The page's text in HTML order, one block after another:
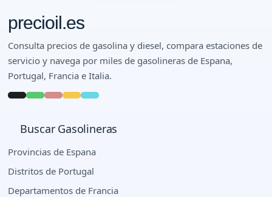
precioil.es
Consulta precios de gasolina y diesel, compara estaciones de
servicio y navega por miles de gasolineras de Espana,
Portugal, Francia e Italia.
Buscar Gasolineras
Provincias de Espana
Distritos de Portugal
Departamentos de Francia